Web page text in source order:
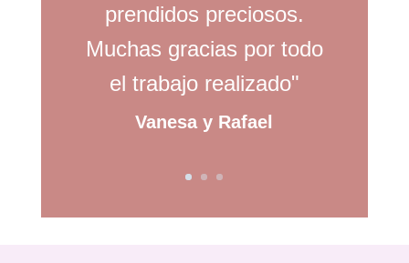
prendidos preciosos.
Muchas gracias por todo
el trabajo realizado"
Vanesa y Rafael